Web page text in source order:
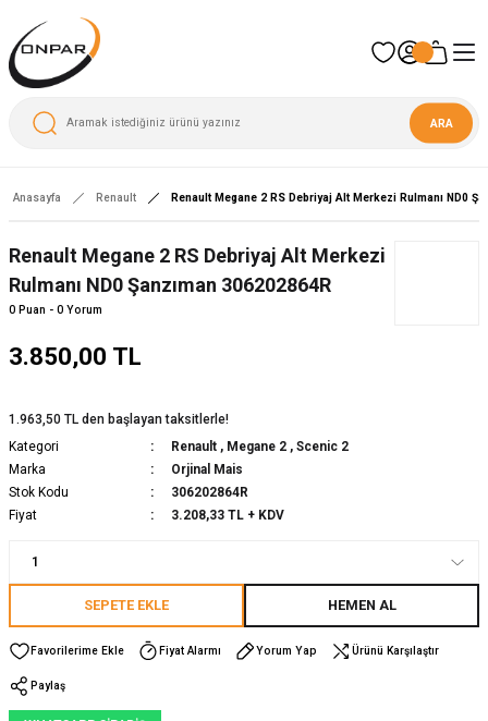
ARA
Anasayfa Renault Renault Megane 2 RS Debriyaj Alt Merkezi Rulmanı ND0
Renault Megane 2 RS Debriyaj Alt Merkezi
Rulmanı ND0 Şanzıman 306202864R
0 Puan - 0 Yorum
3.850,00 TL
1.963,50 TL den başlayan taksitlerle!
Kategori
Renault , Megane 2 , Scenic 2
Marka
Orjinal Mais
Stok Kodu
306202864R
Fiyat
3.208,33 TL + KDV
SEPETE EKLE HEMEN AL
Fiyat Alarmı Yorum Yap Ürünü Karşılaştır
Paylaş